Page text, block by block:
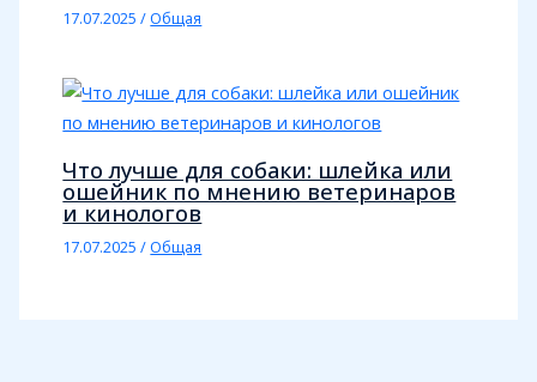
17.07.2025/Общая
Что лучше для собаки: шлейка или
ошейник по мнению ветеринаров
и кинологов
17.07.2025/Общая